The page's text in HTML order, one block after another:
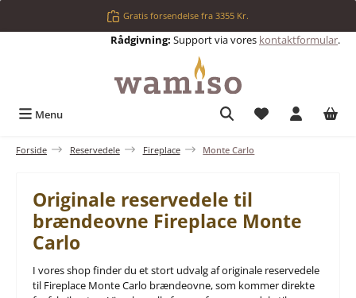
Gratis forsendelse fra 3355 Kr.
Rådgivning: Support via vores kontaktformular.
Menu Du har 0
Forside Reservedele Fireplace Monte Carlo
Originale reservedele til
brændeovne Fireplace Monte
Carlo
I vores shop finder du et stort udvalg af originale reservedele
til Fireplace Monte Carlo brændeovne, som kommer direkte